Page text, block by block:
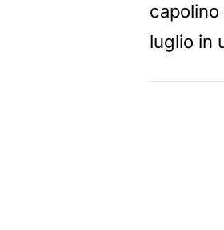
capolino
luglio in